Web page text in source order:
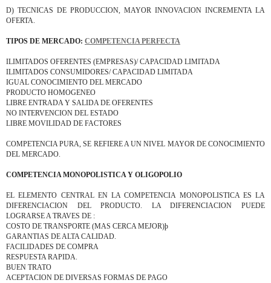
D) TECNICAS DE PRODUCCION, MAYOR INNOVACION INCREMENTA LA
OFERTA.
TIPOS DE MERCADO: COMPETENCIA PERFECTA
ILIMITADOS OFERENTES (EMPRESAS)/ CAPACIDAD LIMITADA
ILIMITADOS CONSUMIDORES/ CAPACIDAD LIMITADA
IGUAL CONOCIMIENTO DEL MERCADO
PRODUCTO HOMOGENEO
LIBRE ENTRADA Y SALIDA DE OFERENTES
NO INTERVENCION DEL ESTADO
LIBRE MOVILIDAD DE FACTORES
COMPETENCIA PURA, SE REFIERE A UN NIVEL MAYOR DE CONOCIMIENTO
DEL MERCADO.
COMPETENCIA MONOPOLISTICA Y OLIGOPOLIO
EL ELEMENTO CENTRAL EN LA COMPETENCIA MONOPOLISTICA ES LA
DIFERENCIACION DEL PRODUCTO. LA DIFERENCIACION PUEDE
LOGRARSE A TRAVES DE :
COSTO DE TRANSPORTE (MAS CERCA MEJOR)þ
GARANTIAS DE ALTA CALIDAD.
FACILIDADES DE COMPRA
RESPUESTA RAPIDA.
BUEN TRATO
ACEPTACION DE DIVERSAS FORMAS DE PAGO